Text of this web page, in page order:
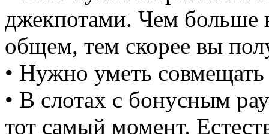
джекпотами. Чем больше
общем, тем скорее вы
• Нужно уметь
• В слотах с бонусным
тот самый момент.